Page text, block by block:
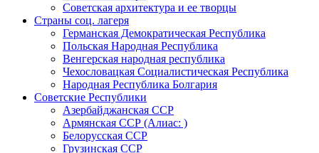
Советская архитектура и ее творцы
Страны соц. лагеря
Германская Демократическая Республика
Польская Народная Республика
Венгерская народная республика
Чехословацкая Социалистическая Республика
Народная Республика Болгария
Советские Республики
Азербайджанская ССР
Армянская ССР (Алиас: )
Белорусская ССР
Грузинская ССР